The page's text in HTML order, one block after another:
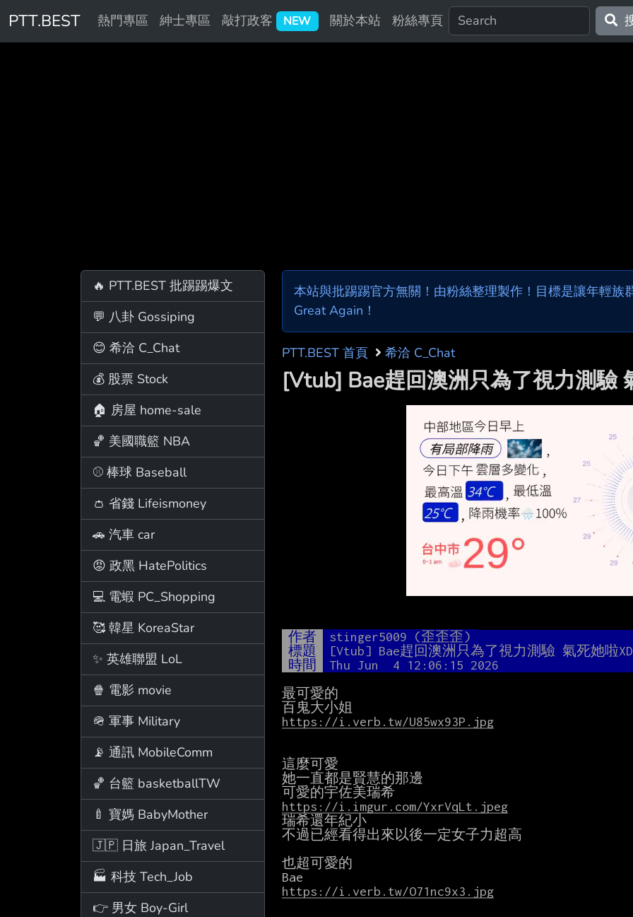
PTT.BEST 熱門專區 紳士專區 敲打政客 NEW 關於本站 粉絲專頁
🔥 PTT.BEST 批踢踢爆文
💬 八卦 Gossiping
😊 希洽 C_Chat
💰 股票 Stock
🏠 房屋 home-sale
🏀 美國職籃 NBA
⚾ 棒球 Baseball
👛 省錢 Lifeismoney
🚗 汽車 car
😡 政黑 HatePolitics
💻 電蝦 PC_Shopping
🥰 韓星 KoreaStar
✨ 英雄聯盟 LoL
🍿 電影 movie
🪖 軍事 Military
📡 通訊 MobileComm
🏀 台籃 basketballTW
🍼 寶媽 BabyMother
🇯🇵 日旅 Japan_Travel
🏭 科技 Tech_Job
👉 男女 Boy-Girl
本站與批踢踢官方無關！由粉絲整理製作！目標是讓年輕族
Great Again！
PTT.BEST 首頁 希洽 C_Chat
[Vtub] Bae趕回澳洲只為了視力測驗
作者 stinger5009 (歪歪歪)
標題
[Vtub] Bae趕回澳洲只為了視力測驗 氣死她啦XD
時間
Thu Jun  4 12:06:15 2026
最可愛的
https://i.verb.tw/U85wx93P.jpg
這麼可愛
她一直都是賢慧的那邊
https://i.imgur.com/YxrVqLt.jpeg
瑞希還年紀小
不過已經看得出來以後一定女子力超高
也超可愛的
https://i.verb.tw/O71nc9x3.jpg